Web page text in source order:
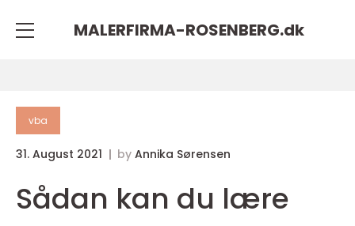
MALERFIRMA-ROSENBERG.dk
vba
31. August 2021 by Annika Sørensen
Sådan kan du lære